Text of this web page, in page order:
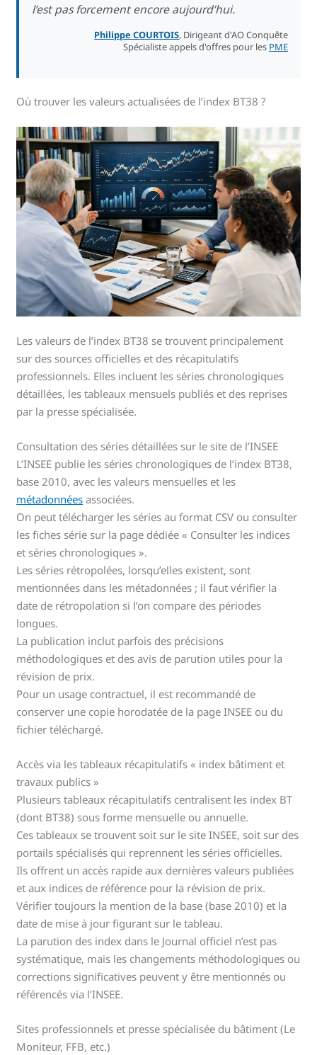
l’est pas forcement encore aujourd’hui.
Philippe COURTOIS, Dirigeant d'AO Conquête
Spécialiste appels d'offres pour les PME
Où trouver les valeurs actualisées de l’index BT38 ?
Les valeurs de l’index BT38 se trouvent principalement
sur des sources officielles et des récapitulatifs
professionnels. Elles incluent les séries chronologiques
détaillées, les tableaux mensuels publiés et des reprises
par la presse spécialisée.
Consultation des séries détaillées sur le site de l’INSEE
L’INSEE publie les séries chronologiques de l’index BT38,
base 2010, avec les valeurs mensuelles et les
métadonnées associées.
On peut télécharger les séries au format CSV ou consulter
les fiches série sur la page dédiée « Consulter les indices
et séries chronologiques ».
Les séries rétropolées, lorsqu’elles existent, sont
mentionnées dans les métadonnées ; il faut vérifier la
date de rétropolation si l’on compare des périodes
longues.
La publication inclut parfois des précisions
méthodologiques et des avis de parution utiles pour la
révision de prix.
Pour un usage contractuel, il est recommandé de
conserver une copie horodatée de la page INSEE ou du
fichier téléchargé.
Accès via les tableaux récapitulatifs « index bâtiment et
travaux publics »
Plusieurs tableaux récapitulatifs centralisent les index BT
(dont BT38) sous forme mensuelle ou annuelle.
Ces tableaux se trouvent soit sur le site INSEE, soit sur des
portails spécialisés qui reprennent les séries officielles.
Ils offrent un accès rapide aux dernières valeurs publiées
et aux indices de référence pour la révision de prix.
Vérifier toujours la mention de la base (base 2010) et la
date de mise à jour figurant sur le tableau.
La parution des index dans le Journal officiel n’est pas
systématique, mais les changements méthodologiques ou
corrections significatives peuvent y être mentionnés ou
référencés via l’INSEE.
Sites professionnels et presse spécialisée du bâtiment (Le
Moniteur, FFB, etc.)